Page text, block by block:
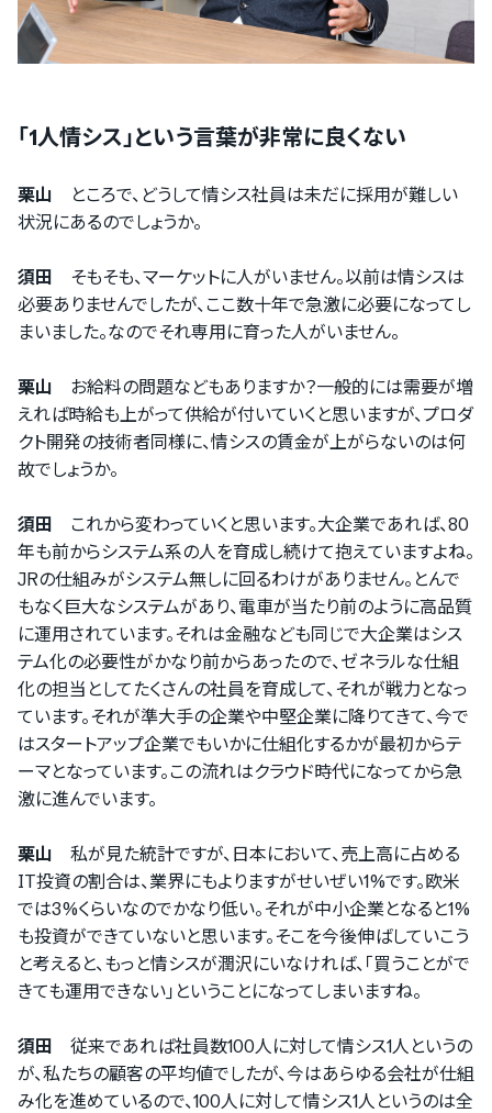
「1人情シス」という言葉が非常に良くない
栗山
ところで、どうして情シス社員は未だに採用が難しい
状況にあるのでしょうか。
須田 そもそも、マーケットに人がいません。以前は情シスは
必要ありませんでしたが、ここ数十年で急激に必要になってし
まいました。なのでそれ専用に育った人がいません。
栗山 お給料の問題などもありますか？一般的には需要が増
えれば時給も上がって供給が付いていくと思いますが、プロダ
クト開発の技術者同様に、情シスの賃金が上がらないのは何
故でしょうか。
須田 これから変わっていくと思います。大企業であれば、80
年も前からシステム系の人を育成し続けて抱えていますよね。
JRの仕組みがシステム無しに回るわけがありません。とんで
もなく巨大なシステムがあり、電車が当たり前のように高品質
に運用されています。それは金融なども同じで大企業はシス
テム化の必要性がかなり前からあったので、ゼネラルな仕組
化の担当としてたくさんの社員を育成して、それが戦力となっ
ています。それが準大手の企業や中堅企業に降りてきて、今で
はスタートアップ企業でもいかに仕組化するかが最初からテ
ーマとなっています。この流れはクラウド時代になってから急
激に進んでいます。
栗山 私が見た統計ですが、日本において、売上高に占める
IT投資の割合は、業界にもよりますがせいぜい1%です。欧米
では3%くらいなのでかなり低い。それが中小企業となると1%
も投資ができていないと思います。そこを今後伸ばしていこう
と考えると、もっと情シスが潤沢にいなければ、｢買うことがで
きても運用できない｣ということになってしまいますね。
須田 従来であれば社員数100人に対して情シス1人というの
が、私たちの顧客の平均値でしたが、今はあらゆる会社が仕組
み化を進めているので、100人に対して情シス1人というのは全